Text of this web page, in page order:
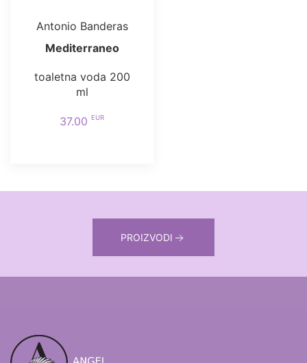
Antonio Banderas
Mediterraneo
toaletna voda 200
ml
37.00 EUR
PROIZVODI